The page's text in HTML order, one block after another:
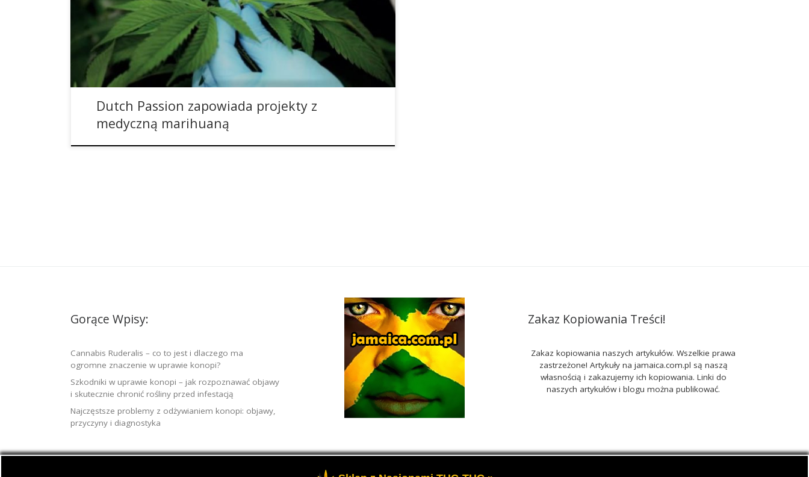
w Kolumbii na produkcję oraz sprzedaż produktów […]
Dutch Passion zapowiada projekty z
medyczną marihuaną
Gorące Wpisy:
Cannabis Ruderalis – co to jest i dlaczego ma
ogromne znaczenie w uprawie konopi?
Szkodniki w uprawie konopi – jak rozpoznawać objawy
i skutecznie chronić rośliny przed infestacją
Najczęstsze problemy z odżywianiem konopi: objawy,
przyczyny i diagnostyka
Zakaz Kopiowania Treści!
Zakaz kopiowania naszych artykułów. Wszelkie prawa
zastrzeżone! Artykuły na jamaica.com.pl są naszą
własnością i zakazujemy ich kopiowania. Linki do
naszych artykułów i blogu można publikować.